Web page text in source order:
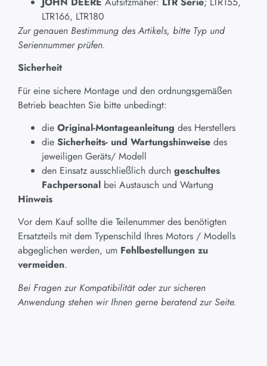
LTR166, LTR180
Zur genauen Bestimmung des Artikels, bitte Typ und
Seriennummer prüfen.
Sicherheit
Für eine sichere Montage und den ordnungsgemäßen
Betrieb beachten Sie bitte unbedingt:
die Original-Montageanleitung des Herstellers
die Sicherheits- und Wartungshinweise des
jeweiligen Geräts/ Modell
den Einsatz ausschließlich durch geschultes
Fachpersonal bei Austausch und Wartung
Hinweis
Vor dem Kauf sollte die Teilenummer des benötigten
Ersatzteils mit dem Typenschild Ihres Motors / Modells
abgeglichen werden, um Fehlbestellungen zu
vermeiden.
Bei Fragen zur Kompatibilität oder zur sicheren
Anwendung stehen wir Ihnen gerne beratend zur Seite.